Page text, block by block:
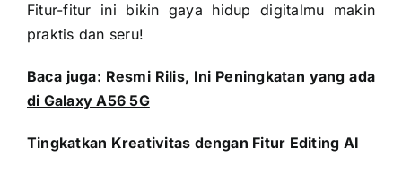
Fitur-fitur ini bikin gaya hidup digitalmu makin
praktis dan seru!
Baca juga: Resmi Rilis, Ini Peningkatan yang ada
di Galaxy A56 5G
Tingkatkan Kreativitas dengan Fitur Editing AI